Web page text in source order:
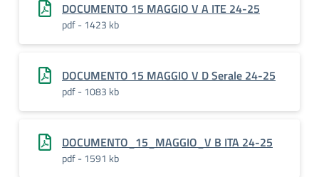
DOCUMENTO 15 MAGGIO V A ITE 24-25
pdf - 1423 kb
DOCUMENTO 15 MAGGIO V D Serale 24-25
pdf - 1083 kb
DOCUMENTO_15_MAGGIO_V B ITA 24-25
pdf - 1591 kb